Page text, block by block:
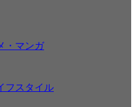
・マンガ
フスタイル